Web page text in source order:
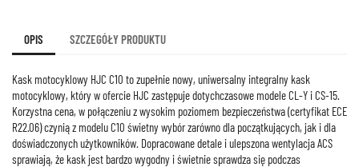
OPIS SZCZEGÓŁY PRODUKTU
Kask motocyklowy HJC C10 to zupełnie nowy, uniwersalny integralny kask
motocyklowy, który w ofercie HJC zastępuje dotychczasowe modele CL-Y i CS-15.
Korzystna cena, w połączeniu z wysokim poziomem bezpieczeństwa (certyfikat ECE
R22.06) czynią z modelu C10 świetny wybór zarówno dla początkujących, jak i dla
doświadczonych użytkowników. Dopracowane detale i ulepszona wentylacja ACS
sprawiają, że kask jest bardzo wygodny i świetnie sprawdza się podczas